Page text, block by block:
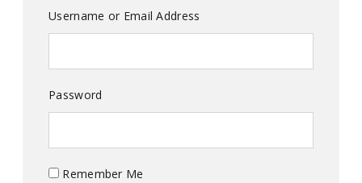
Username or Email Address
Password
Remember Me